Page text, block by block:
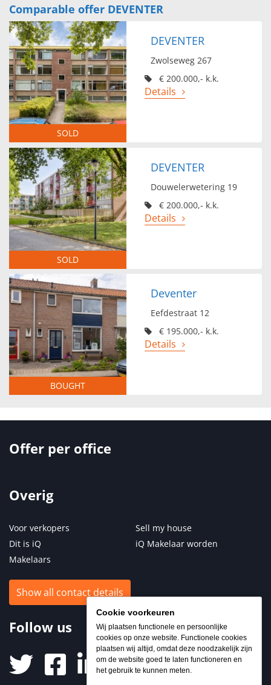
Cookie voorkeuren
Wij plaatsen functionele en persoonlijke
cookies op onze website. Functionele cookies
plaatsen wij altijd, omdat deze noodzakelijk zijn
om de website goed te laten functioneren en
het gebruik te kunnen meten.
Comparable offer DEVENTER
SOLD
DEVENTER
Zwolseweg 267
€ 200.000,- k.k.
Details
SOLD
DEVENTER
Douwelerwetering 19
€ 200.000,- k.k.
Details
BOUGHT
Deventer
Eefdestraat 12
€ 195.000,- k.k.
Details
Offer per office
Overig
Voor verkopers
Dit is iQ
Makelaars
Sell my house
iQ Makelaar worden
Show all contact details
Follow us